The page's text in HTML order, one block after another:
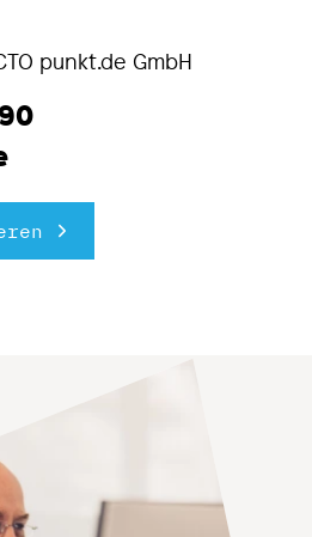
punkt.de GmbH